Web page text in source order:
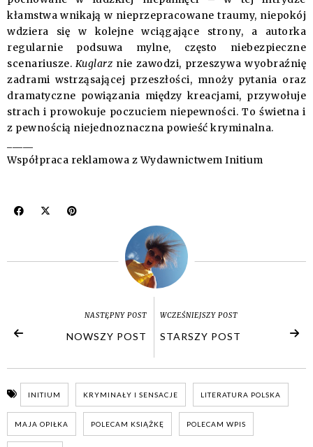
kłamstwa wnikają w nieprzepracowane traumy, niepokój
wdziera się w kolejne wciągające strony, a autorka
regularnie podsuwa mylne, często niebezpieczne
scenariusze. Kuglarz nie zawodzi, przeszywa wyobraźnię
zadrami wstrząsającej przeszłości, mnoży pytania oraz
dramatyczne powiązania między kreacjami, przywołuje
strach i prowokuje poczuciem niepewności. To świetna i
z pewnością niejednoznaczna powieść kryminalna.
Współpraca reklamowa z Wydawnictwem Initium
NASTĘPNY POST
NOWSZY POST
WCZEŚNIEJSZY POST
STARSZY POST
INITIUM KRYMINAŁY I SENSACJE LITERATURA POLSKA
MAJA OPIŁKA POLECAM KSIĄŻKĘ POLECAM WPIS